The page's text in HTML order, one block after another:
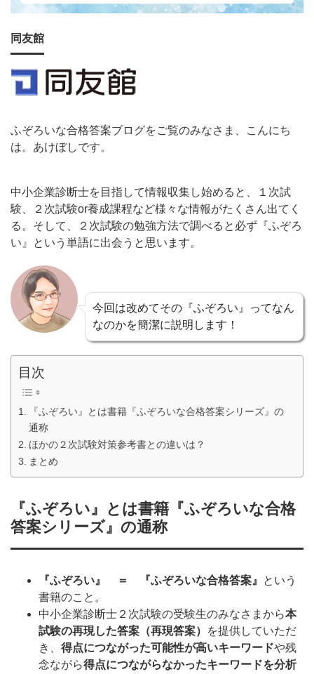
同友館
ふぞろいな合格答案ブログをご覧のみなさま、こんにち
は。あけぼしです。
中小企業診断士を目指して情報収集し始めると、１次試
験、２次試験or養成課程など様々な情報がたくさん出てく
る。そして、２次試験の勉強方法で調べると必ず『ふぞろ
い』という単語に出会うと思います。
今回は改めてその『ふぞろい』ってなん
なのかを簡潔に説明します！
目次
『ふぞろい』とは書籍『ふぞろいな合格答案シリーズ』の
通称
ほかの２次試験対策参考書との違いは？
まとめ
『ふぞろい』とは書籍『ふぞろいな合格
答案シリーズ』の通称
『ふぞろい』 ＝ 『ふぞろいな合格答案』
という
書籍のこと。
中小企業診断士２次試験の受験生のみなさまから本
試験の再現した答案（再現答案）
を提供していただ
き、 得点につながった可能性が高いキーワードや残
念ながら得点につながらなかったキーワードを分析